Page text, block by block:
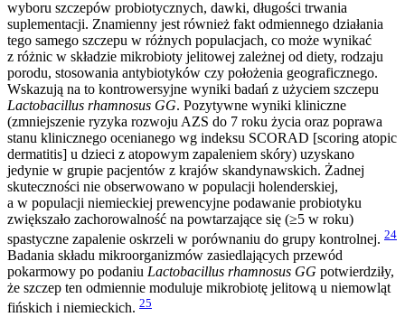
wyboru szczepów probiotycznych, dawki, długości trwania
suplementacji. Znamienny jest również fakt odmiennego działania
tego samego szczepu w różnych populacjach, co może wynikać
z różnic w składzie mikrobioty jelitowej zależnej od diety, rodzaju
porodu, stosowania antybiotyków czy położenia geograficznego.
Wskazują na to kontrowersyjne wyniki badań z użyciem szczepu
Lactobacillus rhamnosus GG. Pozytywne wyniki kliniczne
(zmniejszenie ryzyka rozwoju AZS do 7 roku życia oraz poprawa
stanu klinicznego ocenianego wg indeksu SCORAD [scoring atopic
dermatitis] u dzieci z atopowym zapaleniem skóry) uzyskano
jedynie w grupie pacjentów z krajów skandynawskich. Żadnej
skuteczności nie obserwowano w populacji holenderskiej,
a w populacji niemieckiej prewencyjne podawanie probiotyku
zwiększało zachorowalność na powtarzające się (≥5 w roku)
spastyczne zapalenie oskrzeli w porównaniu do grupy kontrolnej. 24
Badania składu mikroorganizmów zasiedlających przewód
pokarmowy po podaniu Lactobacillus rhamnosus GG potwierdziły,
że szczep ten odmiennie moduluje mikrobiotę jelitową u niemowląt
fińskich i niemieckich. 25